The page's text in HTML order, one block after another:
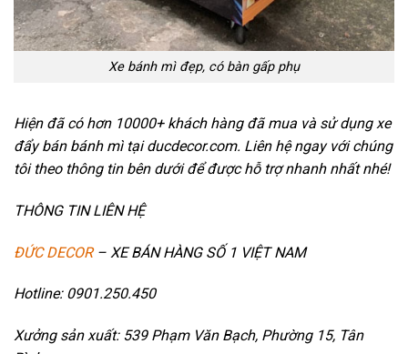
Xe bánh mì đẹp, có bàn gấp phụ
Hiện đã có hơn 10000+ khách hàng đã mua và sử dụng xe
đẩy bán bánh mì tại ducdecor.com. Liên hệ ngay với chúng
tôi theo thông tin bên dưới để được hỗ trợ nhanh nhất nhé!
THÔNG TIN LIÊN HỆ
ĐỨC DECOR– XE BÁN HÀNG SỐ 1 VIỆT NAM
Hotline: 0901.250.450
Xưởng sản xuất: 539 Phạm Văn Bạch, Phường 15, Tân